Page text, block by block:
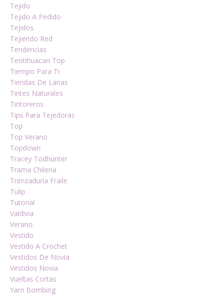
Tejido
Tejido A Pedido
Tejidos
Tejiendo Red
Tendencias
Teotihuacan Top
Tiempo Para Ti
Tiendas De Lanas
Tintes Naturales
Tintoreros
Tips Para Tejedoras
Top
Top Verano
Topdown
Tracey Todhunter
Trama Chilena
Trenzaduria Fraile
Tulip
Tutorial
Valdivia
Verano
Vestido
Vestido A Crochet
Vestidos De Novia
Vestidos Novia
Vueltas Cortas
Yarn Bombing